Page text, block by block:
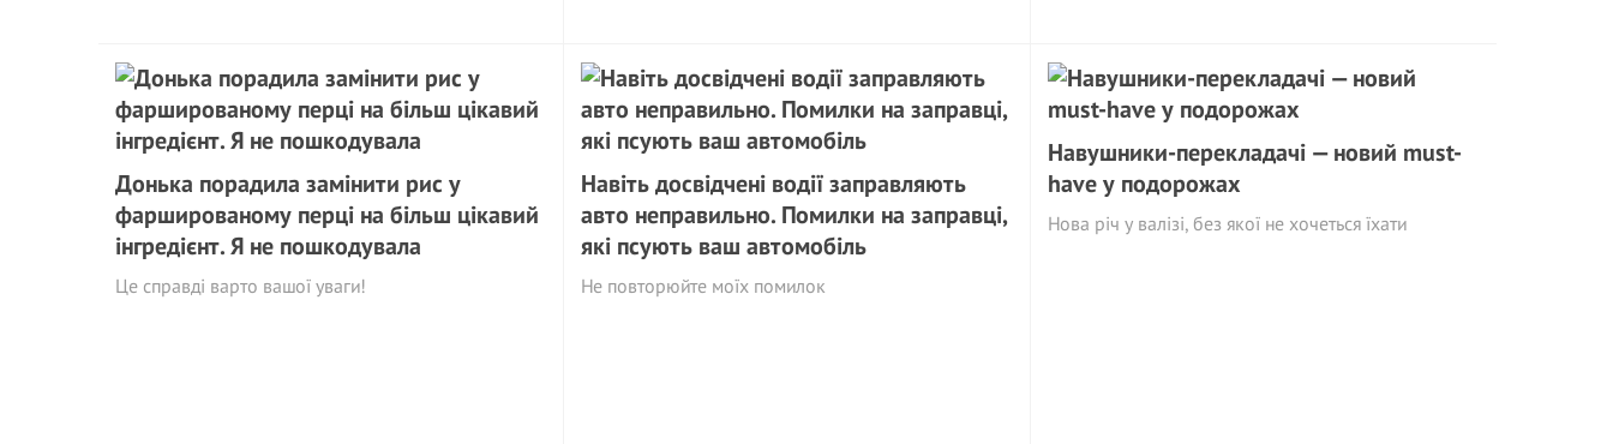
Донька порадила замінити рис у
фаршированому перці на більш цікавий
інгредієнт. Я не пошкодувала
Це справді варто вашої уваги!
Навіть досвідчені водії заправляють
авто неправильно. Помилки на заправці,
які псують ваш автомобіль
Не повторюйте моїх помилок
Навушники-перекладачі — новий must-
have у подорожах
Нова річ у валізі, без якої не хочеться їхати